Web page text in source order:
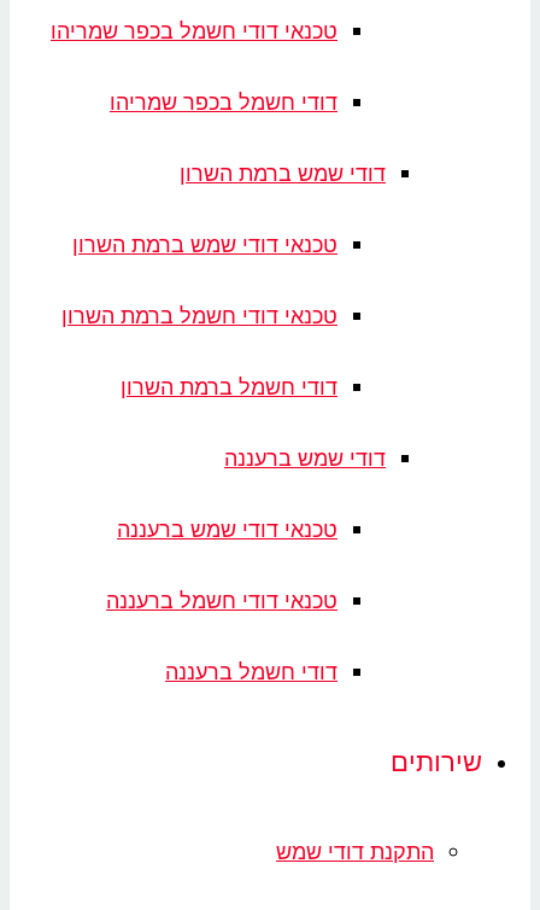
טכנאי דודי חשמל בכפר שמריהו
דודי חשמל בכפר שמריהו
דודי שמש ברמת השרון
טכנאי דודי שמש ברמת השרון
טכנאי דודי חשמל ברמת השרון
דודי חשמל ברמת השרון
דודי שמש ברעננה
טכנאי דודי שמש ברעננה
טכנאי דודי חשמל ברעננה
דודי חשמל ברעננה
התקנת דודי שמש